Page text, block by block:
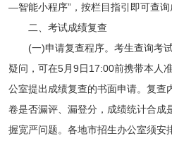
—智能小程序”，按栏目指引即可查询
二、考试成绩复查
(一)申请复查程序。考生查询考试
疑问，可在5月9日17:00前携带本人
公室提出成绩复查的书面申请。复查
卷是否漏评、漏登分，成绩统计合成
握宽严问题。各地市招生办公室须安